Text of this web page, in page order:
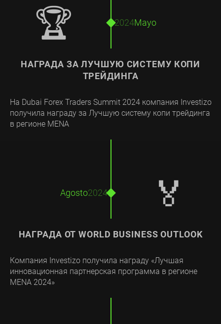
НАГРАДА ЗА ЛУЧШУЮ СИСТЕМУ КОПИ
ТРЕЙДИНГА
На Dubai Forex Traders Summit 2024 компания Investizo
получила награду за Лучшую систему копи трейдинга
в регионе MENA
Mayo
2024
🏆
НАГРАДА ОТ WORLD BUSINESS OUTLOOK
Компания Investizo получила награду «Лучшая
инновационная партнерская программа в регионе
MENA 2024»
Agosto2024 🏅